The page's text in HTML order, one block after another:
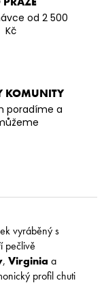
od 2 500
Kč
KOMUNITY
poradíme a
vyráběný s
pečlivě
, Virginia a
profil chuti